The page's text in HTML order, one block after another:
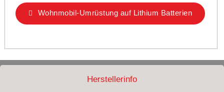
Herstellerinfo
Wohnmobil-Umrüstung auf Lithium Batterien